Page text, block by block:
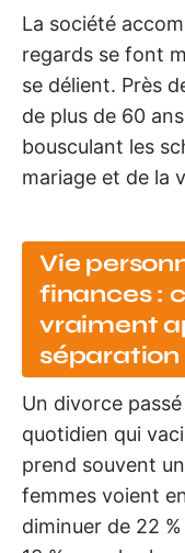
La société
regards se font
se délient. Près
de plus de 60
bousculant les
mariage et de la
Vie
finances :
vraiment
Un divorce
quotidien qui
prend souvent un
femmes voient
diminuer de 22